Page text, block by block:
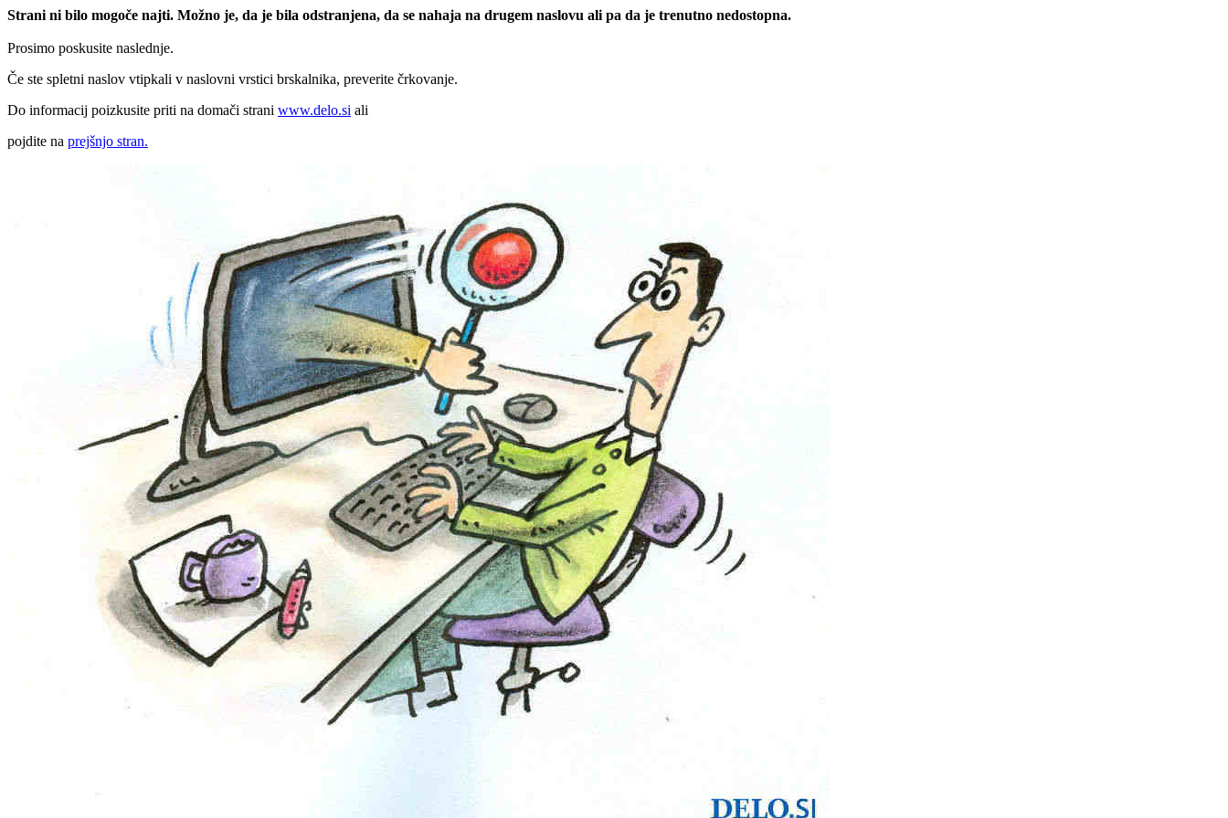
Strani ni bilo mogoče najti. Možno je, da je bila odstranjena, da se nahaja na drugem naslovu ali pa da je trenutno nedostopna.
Prosimo poskusite naslednje.
Če ste spletni naslov vtipkali v naslovni vrstici brskalnika, preverite črkovanje.
Do informacij poizkusite priti na domači strani www.delo.si ali
pojdite na prejšnjo stran.